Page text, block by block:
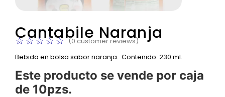
Cantabile Naranja
☆☆☆☆☆ (0customer reviews)
Bebida en bolsa sabor naranja. Contenido: 230 ml.
Este producto se vende por caja
de 10pzs.